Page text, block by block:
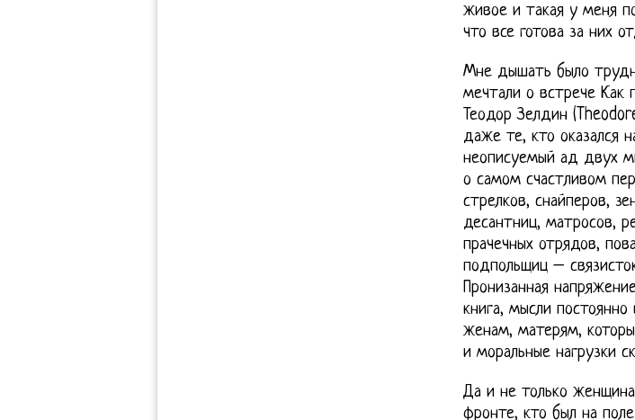
живое и такая у меня
что все готова за них
Мне дышать было
мечтали о встрече
Теодор Зелдин
даже те, кто оказался
неописуемый ад двух
о самом счастливом
стрелков, снайперов,
десантниц, матросов,
прачечных отрядов,
подпольщиц –
Пронизанная
книга, мысли
женам, матерям,
и моральные нагрузки
Да и не только
фронте, кто был на